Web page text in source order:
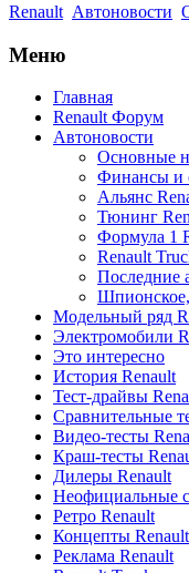
Renault Автоновости
Меню
Главная
Renault Форум
Автоновости
Основные
Финансы и
Альянс
Тюнинг
Формула 1
Renault
Последние
Модельный ряд
Электромобили
Это интересно
История Renault
Тест-драйвы
Сравнительные
Видео-тесты
Краш-тесты
Дилеры Renault
Неофициальные
Ретро Renault
Концепты Renault
Реклама Renault